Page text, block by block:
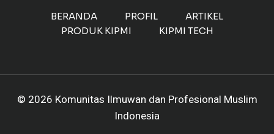
BERANDA PROFIL
ARTIKEL
PRODUK KIPMI
KIPMI TECH
© 2026 Komunitas Ilmuwan dan Profesional Muslim
Indonesia